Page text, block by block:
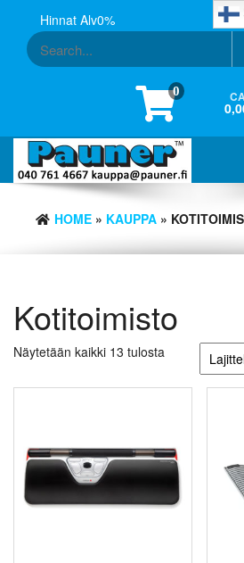
content
Hinnat Alv0%
0
HOME » KAUPPA »
Kotitoimisto
Näytetään kaikki 13 tulosta